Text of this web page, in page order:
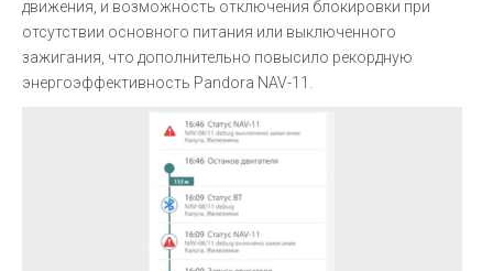
движения, и возможность отключения блокировки при
отсутствии основного питания или выключенного
зажигания, что дополнительно повысило рекордную
энергоэффективность Pandora NAV-11.